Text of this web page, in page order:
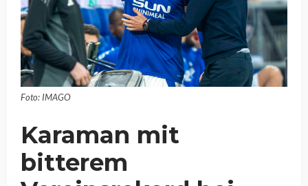
Foto: IMAGO
Karaman mit
bitterem